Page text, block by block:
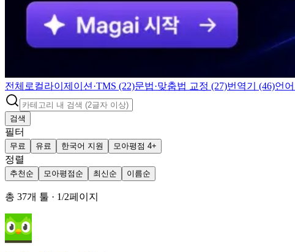
전체 로컬라이제이션·TMS (22)문법·맞춤법 교정 (27)번역기 (46)언
검색
필터
무료 유료 한국어 지원 모아평점 4+
정렬
추천순 모아평점순 최신순 이름순
총 37개 툴 · 1/2페이지